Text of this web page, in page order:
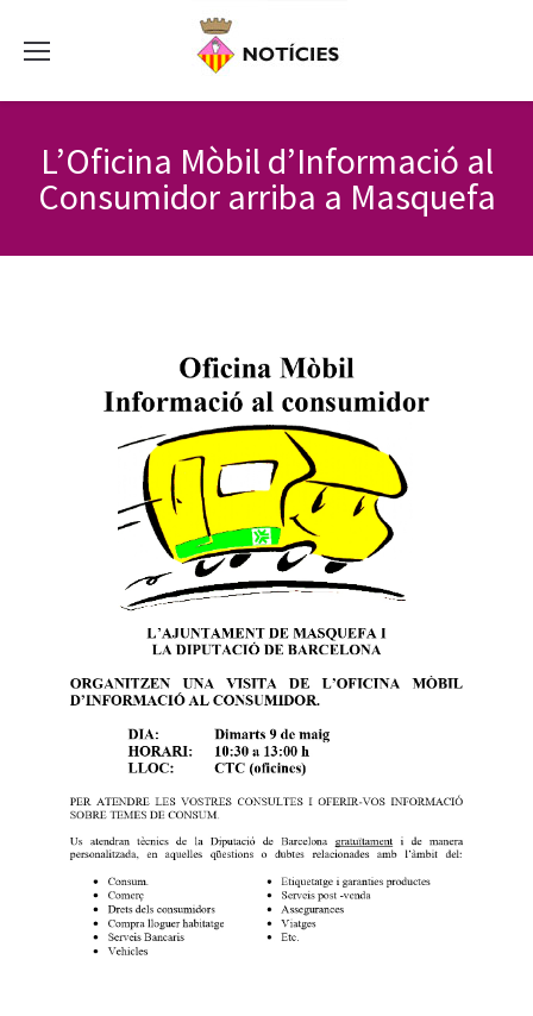
L’Oficina Mòbil d’Informació al
Consumidor arriba a Masquefa